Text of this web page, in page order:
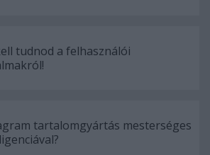
tudnod a felhasználói
tartalomgyártás mesterséges